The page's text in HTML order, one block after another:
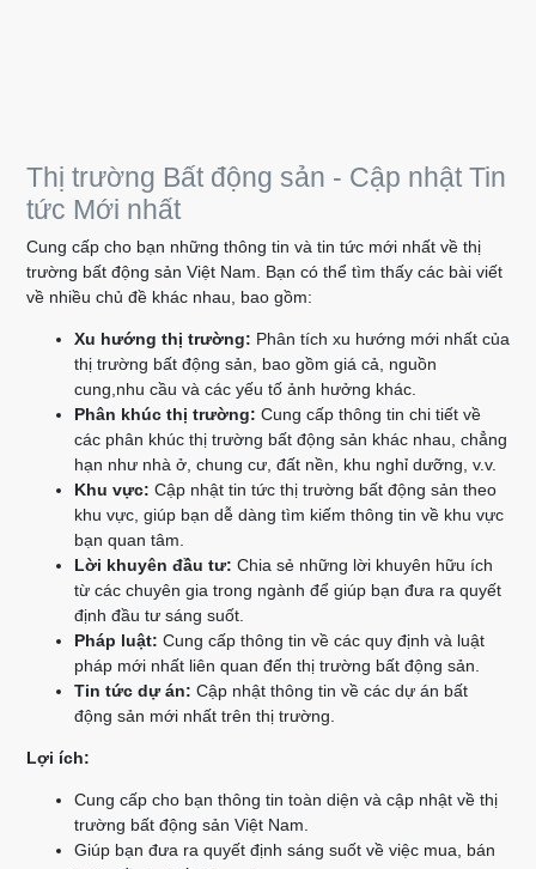
Thị trường Bất động sản - Cập nhật Tin
tức Mới nhất
Cung cấp cho bạn những thông tin và tin tức mới nhất về thị
trường bất động sản Việt Nam. Bạn có thể tìm thấy các bài viết
về nhiều chủ đề khác nhau, bao gồm:
Xu hướng thị trường: Phân tích xu hướng mới nhất của
thị trường bất động sản, bao gồm giá cả, nguồn
cung,nhu cầu và các yếu tố ảnh hưởng khác.
Phân khúc thị trường: Cung cấp thông tin chi tiết về
các phân khúc thị trường bất động sản khác nhau, chẳng
hạn như nhà ở, chung cư, đất nền, khu nghỉ dưỡng, v.v.
Khu vực: Cập nhật tin tức thị trường bất động sản theo
khu vực, giúp bạn dễ dàng tìm kiếm thông tin về khu vực
bạn quan tâm.
Lời khuyên đầu tư: Chia sẻ những lời khuyên hữu ích
từ các chuyên gia trong ngành để giúp bạn đưa ra quyết
định đầu tư sáng suốt.
Pháp luật: Cung cấp thông tin về các quy định và luật
pháp mới nhất liên quan đến thị trường bất động sản.
Tin tức dự án: Cập nhật thông tin về các dự án bất
động sản mới nhất trên thị trường.
Lợi ích:
Cung cấp cho bạn thông tin toàn diện và cập nhật về thị
trường bất động sản Việt Nam.
Giúp bạn đưa ra quyết định sáng suốt về việc mua, bán